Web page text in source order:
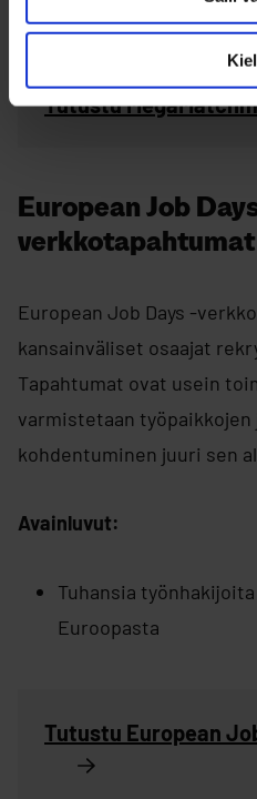
Tutustu
European Job
verkkotapahtumat
European Job Days -
kansainväliset osaajat
Tapahtumat ovat usein
varmistetaan työpaikkojen
kohdentuminen juuri sen
Avainluvut:
Tuhansia
Euroopasta
Tutustu European